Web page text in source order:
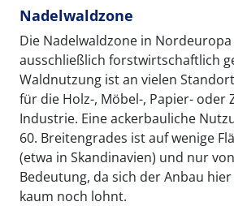
Nadelwaldzone
Die Nadelwaldzone in
ausschließlich forstwirtschaftlich
Waldnutzung ist an vielen
für die Holz-, Möbel-, Papier- oder
Industrie. Eine ackerbauliche
60. Breitengrades ist auf wenige
(etwa in Skandinavien) und nur
Bedeutung, da sich der Anbau
kaum noch lohnt.